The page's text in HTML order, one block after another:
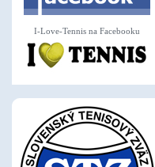
I-Love-Tennis na Facebooku